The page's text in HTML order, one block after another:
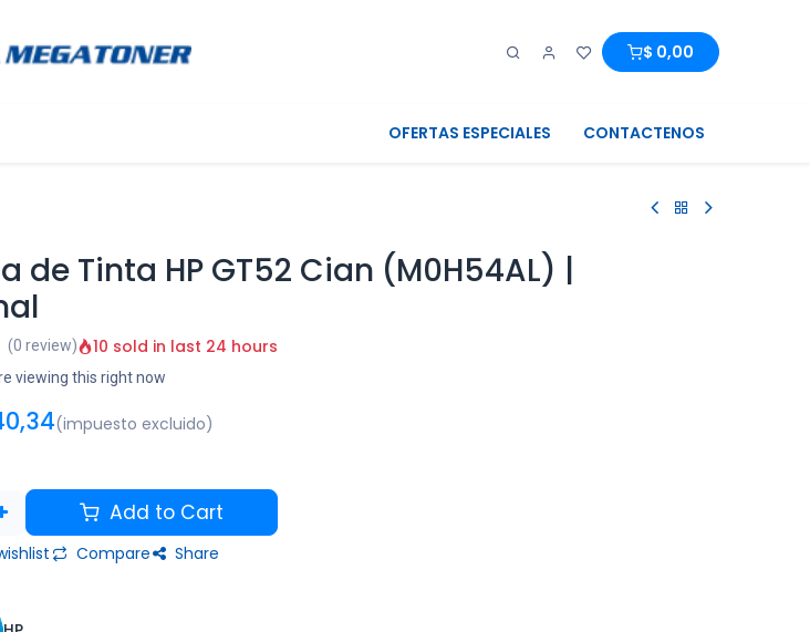
$ 0,00
OFERTAS ESPECIALES CONTACTENOS
de Tinta HP GT52 Cian (M0H54AL) |
(0 review) 10 sold in last 24 hours
viewing this right now
(impuesto excluido)
Add to Cart
Compare Share